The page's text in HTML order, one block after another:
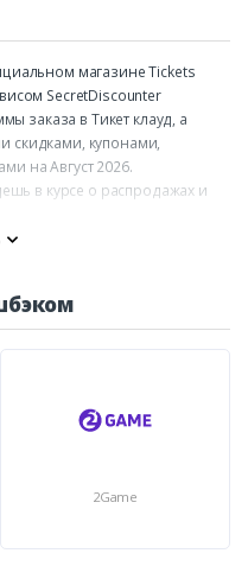
магазине Tickets
SecretDiscounter
заказа в Тикет клауд, а
скидками, купонами,
на Август 2026.
в курсе о распродажах и
2Game